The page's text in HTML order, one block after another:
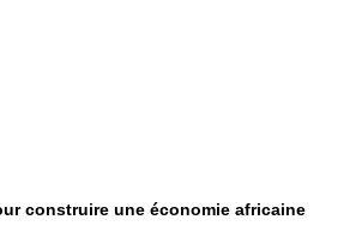
construire une économie africaine